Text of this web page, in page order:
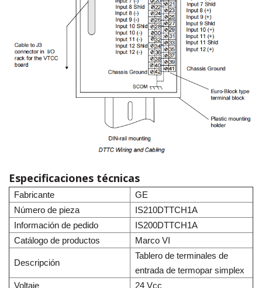
Especificaciones técnicas
Fabricante
GE
Número de pieza
IS210DTTCH1A
Información de pedido
IS200DTTCH1A
Catálogo de productos
Marco VI
Descripción
Tablero de terminales de
entrada de termopar simplex
Voltaje
24 Vcc